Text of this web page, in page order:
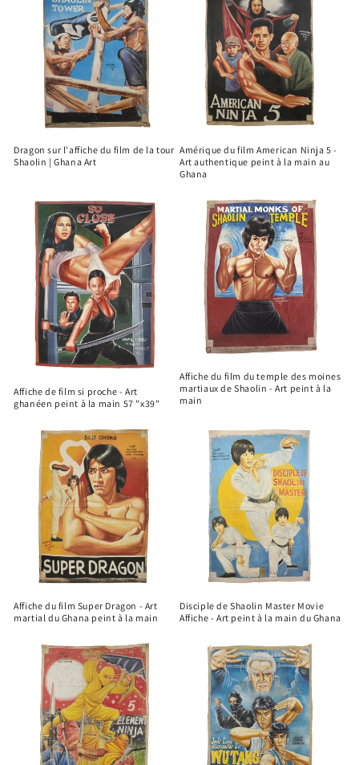
Dragon sur l'affiche du film de la tour
Shaolin | Ghana Art
Amérique du film American Ninja 5 -
Art authentique peint à la main au
Ghana
Affiche de film si proche - Art
ghanéen peint à la main 57 "x39"
Affiche du film du temple des moines
martiaux de Shaolin - Art peint à la
main
Affiche du film Super Dragon - Art
martial du Ghana peint à la main
Disciple de Shaolin Master Movie
Affiche - Art peint à la main du Ghana